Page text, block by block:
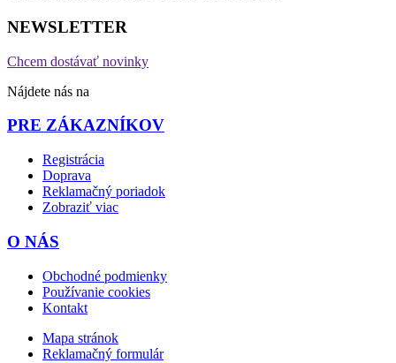
NEWSLETTER
Chcem dostávať novinky
Nájdete nás na
PRE ZÁKAZNÍKOV
Registrácia
Doprava
Reklamačný poriadok
Zobraziť viac
O NÁS
Obchodné podmienky
Používanie cookies
Kontakt
Mapa stránok
Reklamačný formulár